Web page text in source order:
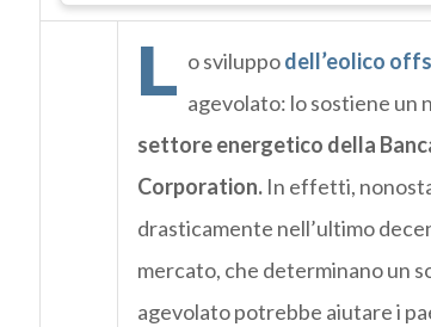
L o sviluppodell’eolico
agevolato: lo sostiene un
settore energetico della
Corporation.In effetti,
drasticamente nell’ultimo
mercato, che determinano un
agevolato potrebbe aiutare i